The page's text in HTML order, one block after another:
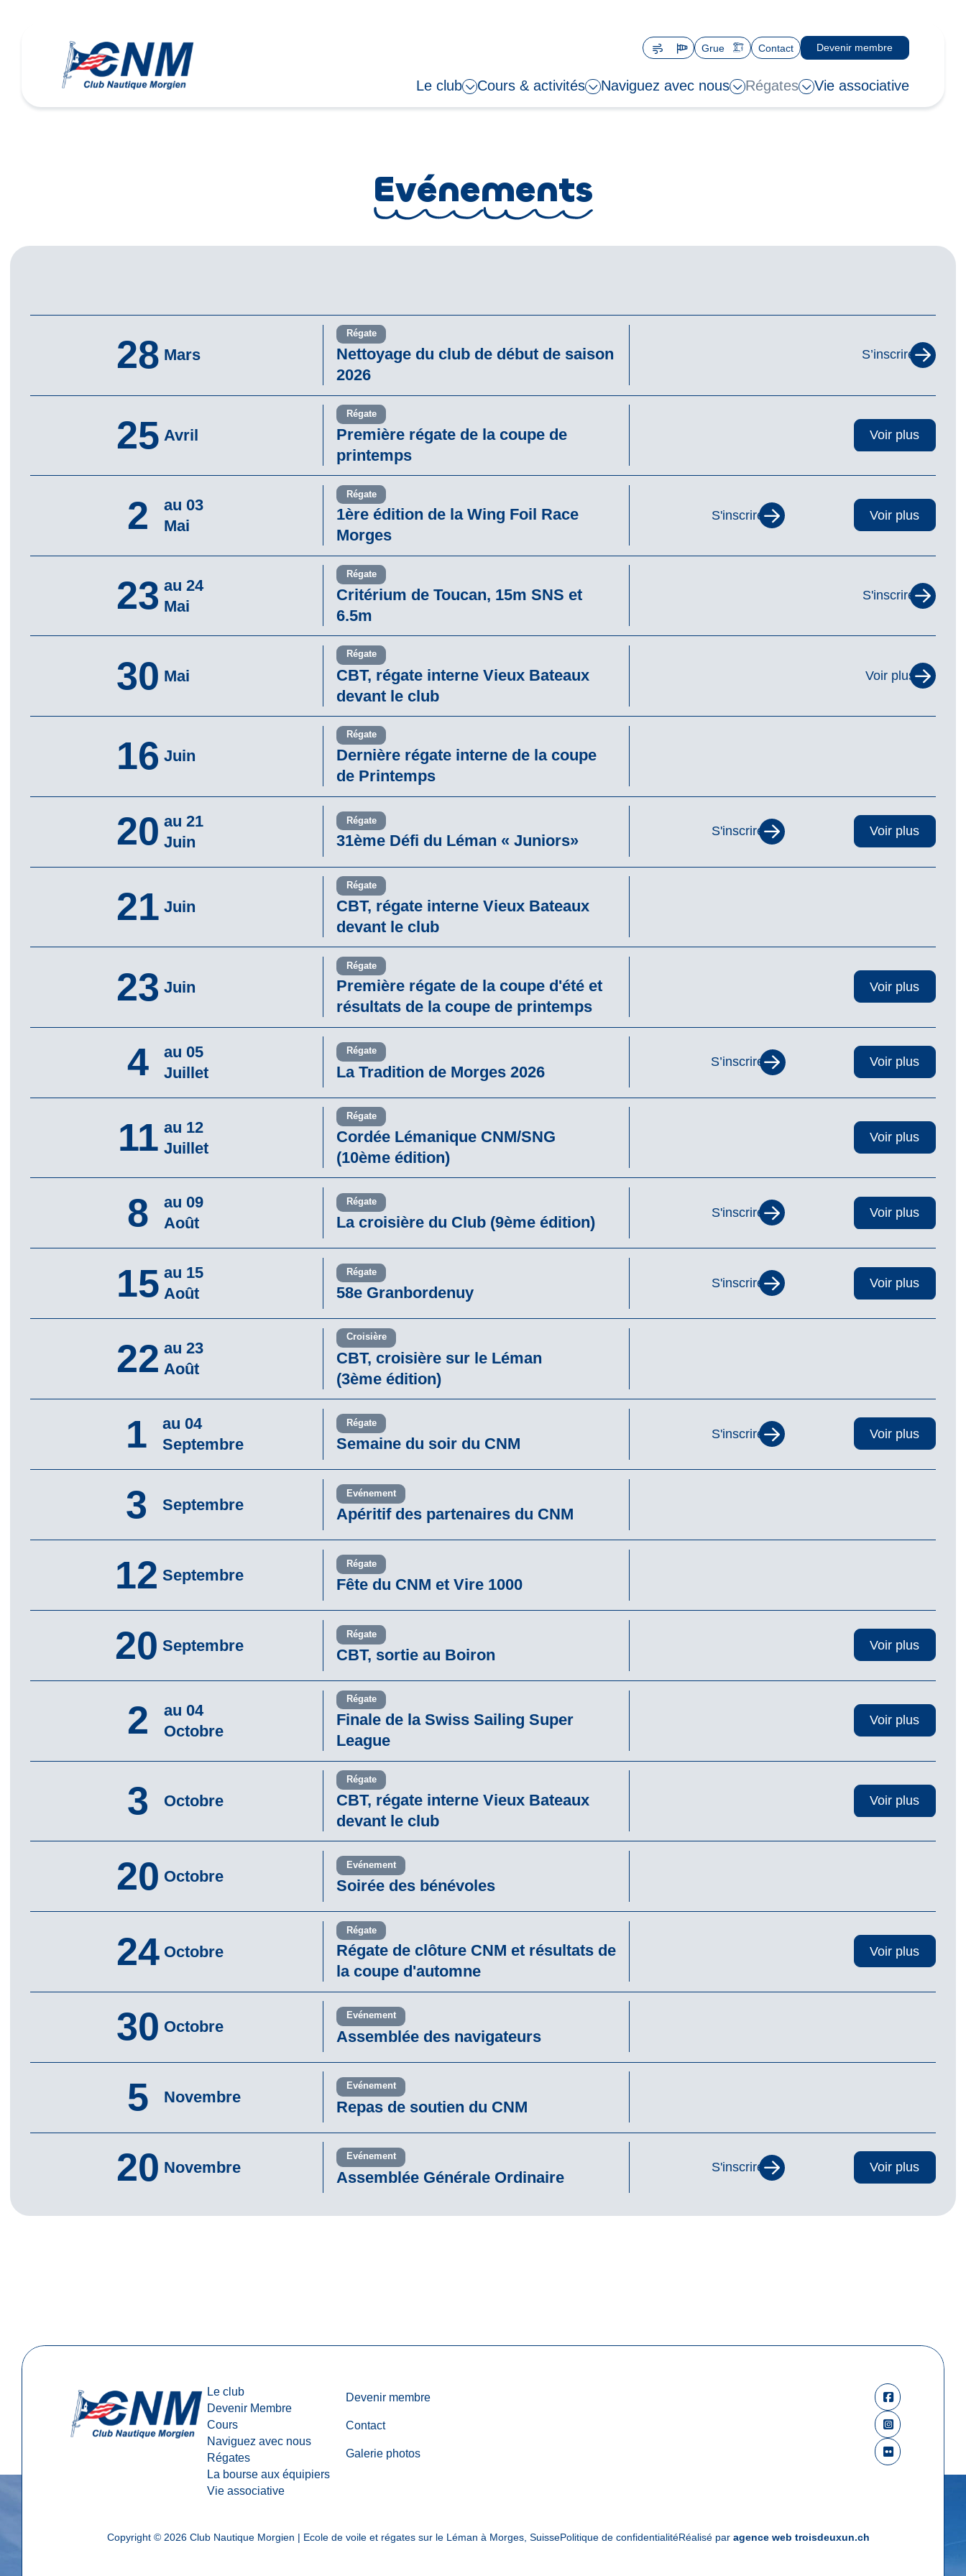
Grue Contact Devenir membre
Le club Cours & activités Naviguez avec nous Régates Vie associative
Evénements
28 Mars
Régate
Nettoyage du club de début de saison
2026
S’inscrire
25 Avril
Régate
Première régate de la coupe de
printemps
Voir plus
2
au 03
Mai
Régate
1ère édition de la Wing Foil Race
Morges
S'inscrire Voir plus
23 au 24
Mai
Régate
Critérium de Toucan, 15m SNS et
6.5m
S'inscrire
30 Mai
Régate
CBT, régate interne Vieux Bateaux
devant le club
Voir plus
16 Juin
Régate
Dernière régate interne de la coupe
de Printemps
20 au 21
Juin
Régate
31ème Défi du Léman « Juniors»
S'inscrire Voir plus
21 Juin
Régate
CBT, régate interne Vieux Bateaux
devant le club
23 Juin
Régate
Première régate de la coupe d'été et
résultats de la coupe de printemps
Voir plus
4
au 05
Juillet
Régate
La Tradition de Morges 2026
S’inscrire Voir plus
11 au 12
Juillet
Régate
Cordée Lémanique CNM/SNG
(10ème édition)
Voir plus
8
au 09
Août
Régate
La croisière du Club (9ème édition)
S'inscrire Voir plus
15 au 15
Août
Régate
58e Granbordenuy
S'inscrire Voir plus
22 au 23
Août
Croisière
CBT, croisière sur le Léman
(3ème édition)
1
au 04
Septembre
Régate
Semaine du soir du CNM
S'inscrire Voir plus
3 Septembre
Evénement
Apéritif des partenaires du CNM
12 Septembre
Régate
Fête du CNM et Vire 1000
20 Septembre
Régate
CBT, sortie au Boiron
Voir plus
2
au 04
Octobre
Régate
Finale de la Swiss Sailing Super
League
Voir plus
3 Octobre
Régate
CBT, régate interne Vieux Bateaux
devant le club
Voir plus
20 Octobre
Evénement
Soirée des bénévoles
24 Octobre
Régate
Régate de clôture CNM et résultats de
la coupe d'automne
Voir plus
30 Octobre
Evénement
Assemblée des navigateurs
5 Novembre
Evénement
Repas de soutien du CNM
20 Novembre
Evénement
Assemblée Générale Ordinaire
S'inscrire Voir plus
Le club
Devenir Membre
Cours
Naviguez avec nous
Régates
La bourse aux équipiers
Vie associative
Devenir membre
Contact
Galerie photos
Copyright © 2026Club Nautique Morgien | Ecole de voile et régates sur le Léman à Morges, SuissePolitique de confidentialitéRéalisé paragence web troisdeuxun.ch